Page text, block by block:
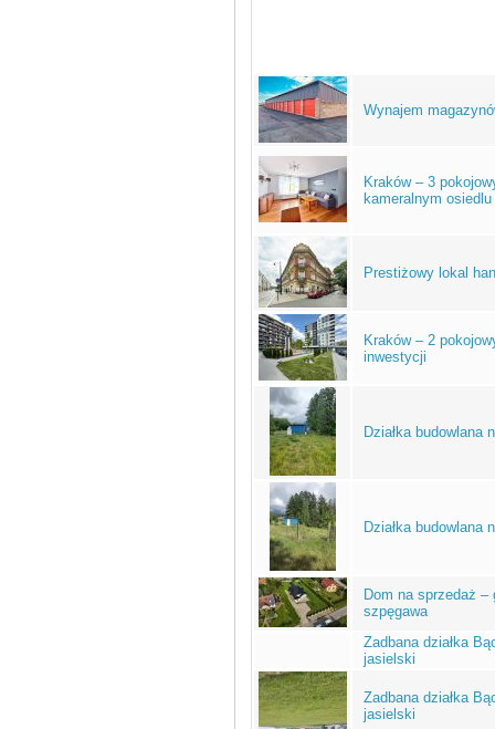
Wynajem
Kraków – 3
kameralnym
Prestiżowy lokal
Kraków – 2
inwestycji
Działka budowlana
Działka budowlana
Dom na sprzedaż –
szpęgawa
Zadbana działka
jasielski
Zadbana działka
jasielski